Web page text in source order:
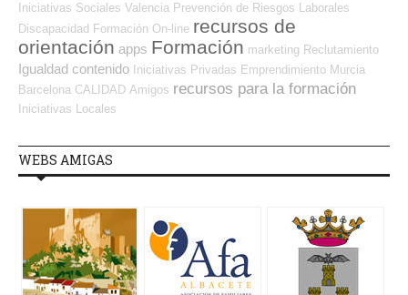
Iniciativas Sociales Valencia Prevención de Riesgos Laborales
Discapacidad Formación On-line recursos de
orientación apps Formación marketing Reclutamiento
Igualdad contenido Iniciativas Privadas Emprendimiento Murcia
Barcelona CALIDAD Amigos recursos para la formación
Iniciativas Locales
WEBS AMIGAS